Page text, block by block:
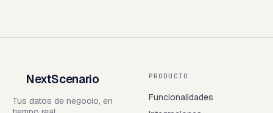
NextScenario
Tus datos de negocio, en
PRODUCTO
Funcionalidades